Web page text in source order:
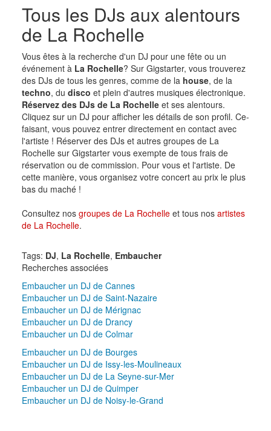
Tous les DJs aux alentours
de La Rochelle
Vous êtes à la recherche d'un DJ pour une fête ou un
événement à La Rochelle? Sur Gigstarter, vous trouverez
des DJs de tous les genres, comme de la house, de la
techno, du disco et plein d'autres musiques électronique.
Réservez des DJs de La Rochelleet ses alentours.
Cliquez sur un DJ pour afficher les détails de son profil. Ce-
faisant, vous pouvez entrer directement en contact avec
l'artiste ! Réserver des DJs et autres groupes de La
Rochelle sur Gigstarter vous exempte de tous frais de
réservation ou de commission. Pour vous et l'artiste. De
cette manière, vous organisez votre concert au prix le plus
bas du maché !
Consultez nos groupes de La Rochelleet tous nos artistes
de La Rochelle.
Tags: DJ, La Rochelle, Embaucher
Recherches associées
Embaucher un DJ de Cannes
Embaucher un DJ de Saint-Nazaire
Embaucher un DJ de Mérignac
Embaucher un DJ de Drancy
Embaucher un DJ de Colmar
Embaucher un DJ de Bourges
Embaucher un DJ de Issy-les-Moulineaux
Embaucher un DJ de La Seyne-sur-Mer
Embaucher un DJ de Quimper
Embaucher un DJ de Noisy-le-Grand